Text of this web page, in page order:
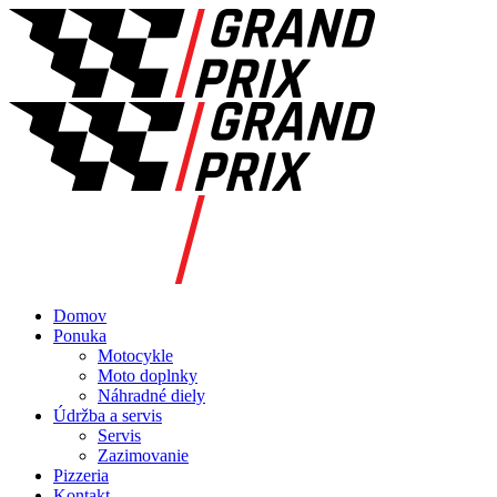
Domov
Ponuka
Motocykle
Moto doplnky
Náhradné diely
Údržba a servis
Servis
Zazimovanie
Pizzeria